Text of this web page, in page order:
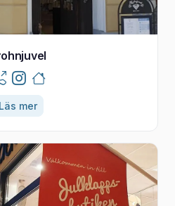
Läs mer